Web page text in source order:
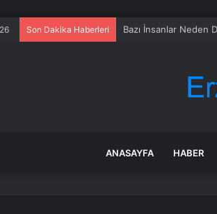
Son Dakika Haberleri Bazı İnsanlar Neden
ANASAYFA HABER